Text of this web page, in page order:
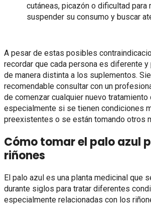
cutáneas, picazón o dificultad para
suspender su consumo y buscar
A pesar de estas posibles
recordar que cada persona es diferente y
de manera distinta a los suplementos.
recomendable consultar con un
de comenzar cualquier nuevo tratamiento
especialmente si se tienen condiciones
preexistentes o se están tomando otros
Cómo tomar el palo azul
riñones
El palo azul es una planta medicinal que
durante siglos para tratar diferentes
especialmente relacionadas con los